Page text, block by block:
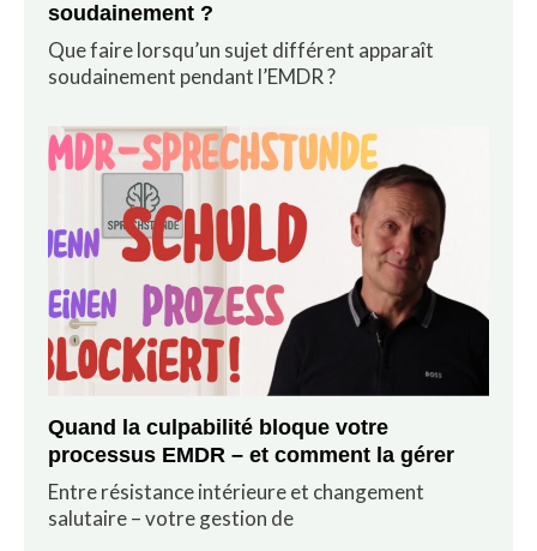
soudainement ?
Que faire lorsqu’un sujet différent apparaît
soudainement pendant l’EMDR ?
Quand la culpabilité bloque votre
processus EMDR – et comment la gérer
Entre résistance intérieure et changement
salutaire – votre gestion de